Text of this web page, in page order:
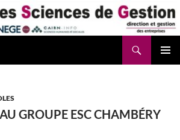
GROUPE ESC CHAMBÉRY